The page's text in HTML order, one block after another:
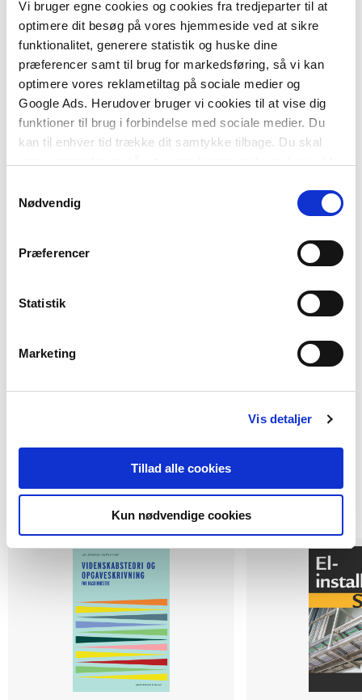
Vi bruger egne cookies og cookies fra tredjeparter til at
optimere dit besøg på vores hjemmeside ved at sikre
funktionalitet, generere statistik og huske dine
præferencer samt til brug for markedsføring, så vi kan
optimere vores reklametiltag på sociale medier og
Google Ads. Herudover bruger vi cookies til at vise dig
funktioner til brug i forbindelse med sociale medier. Du
kan til enhver tid trække dit samtykke tilbage. Du skal
tilbagetrækker et samtykke.
Nødvendig
Præferencer
Statistik
Marketing
Vis detaljer
Tillad alle cookies
Kun nødvendige cookies
• Installationens arkitektur
• Bæredygtig dimensionering
• Kravspecifikation.
Lærebogen har endvidere gennemregnede
eksempler og er rigt illustreret.
installationer
maskinmesteruddannelsen, men kan også
Af samme forfatter